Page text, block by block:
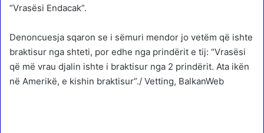
“Vrasësi Endacak”.
Denoncuesja sqaron se i sëmuri mendor jo vetëm që ishte
braktisur nga shteti, por edhe nga prindërit e tij: “Vrasësi
që më vrau djalin ishte i braktisur nga 2 prindërit. Ata ikën
në Amerikë, e kishin braktisur”./ Vetting, BalkanWeb